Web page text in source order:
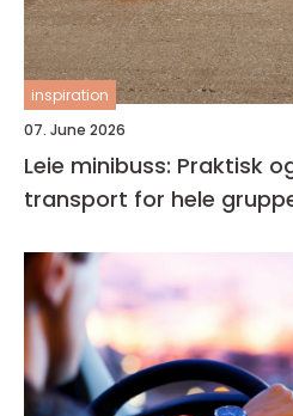
inspiration
07. June 2026
Leie minibuss: Praktisk
transport for hele